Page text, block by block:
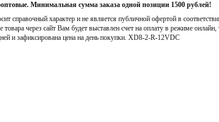
Минимальная сумма заказа одной позиции 1500 рублей!
справочный характер и не является публичной офертой в
через сайт Вам будет выставлен счет на оплату в режиме онлайн,
и зафиксирована цена на день покупки. XD8-2-R-12VDC